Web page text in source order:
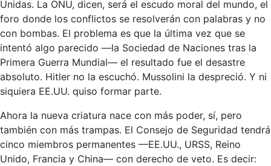
Unidas. La ONU, dicen, será el escudo moral del mundo, el
foro donde los conflictos se resolverán con palabras y no
con bombas. El problema es que la última vez que se
intentó algo parecido —la Sociedad de Naciones tras la
Primera Guerra Mundial— el resultado fue el desastre
absoluto. Hitler no la escuchó. Mussolini la despreció. Y ni
siquiera EE.UU. quiso formar parte.
Ahora la nueva criatura nace con más poder, sí, pero
también con más trampas. El Consejo de Seguridad tendrá
cinco miembros permanentes —EE.UU., URSS, Reino
Unido, Francia y China— con derecho de veto. Es decir: